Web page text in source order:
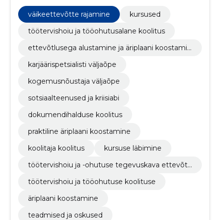
kogemusnõustaja koolitus,
dokumendihaldusekoolitus, Äriplaani koostamise
koolitus, ettevõtlusega alustamise koolitus
väikeettevõtte rajamine
kursused
töötervishoiu ja tööohutusalane koolitus
ettevõtlusega alustamine ja äriplaani koostamin
karjäärispetsialisti väljaõpe
kogemusnõustaja väljaõpe
sotsiaalteenused ja kriisiabi
dokumendihalduse koolitus
praktiline äriplaani koostamine
koolitaja koolitus
kursuse läbimine
töötervishoiu ja -ohutuse tegevuskava ettevõtt
töötervishoiu ja tööohutuse koolituse
äriplaani koostamine
teadmised ja oskused